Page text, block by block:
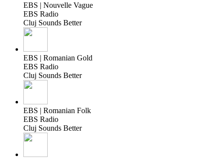
EBS | Nouvelle Vague
EBS Radio
Cluj Sounds Better
EBS | Romanian Gold
EBS Radio
Cluj Sounds Better
EBS | Romanian Folk
EBS Radio
Cluj Sounds Better